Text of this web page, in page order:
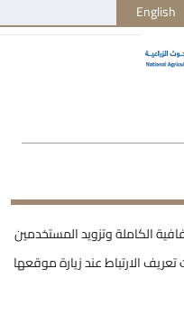
English
الكاملة وتزويد المستخدمين
الارتباط عند زيارة موقعها